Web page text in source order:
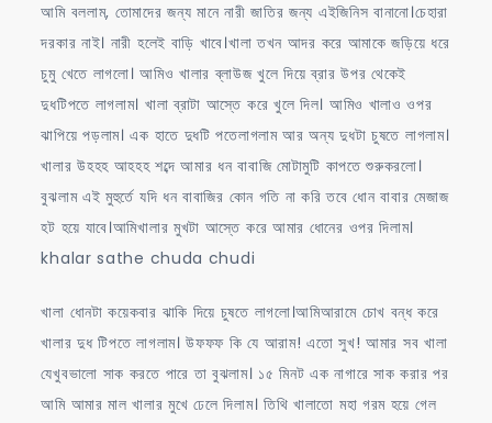
আমি বললাম, তোমাদের জন্য মানে নারী জাতির জন্য এইজিনিস বানানো।চেহারা
দরকার নাই। নারী হলেই বাড়ি খাবে।খালা তখন আদর করে আমাকে জড়িয়ে ধরে
চুমু খেতে লাগলো। আমিও খালার ব্লাউজ খুলে দিয়ে ব্রার উপর থেকেই
দুধটিপতে লাগলাম। খালা ব্রাটা আস্তে করে খুলে দিল। আমিও খালাও ওপর
ঝাপিয়ে পড়লাম। এক হাতে দুধটি পতেলাগলাম আর অন্য দুধটা চুষতে লাগলাম।
খালার উহহহ আহহহ শব্দে আমার ধন বাবাজি মোটামুটি কাপতে শুরুকরলো।
বুঝলাম এই মুহুর্তে যদি ধন বাবাজির কোন গতি না করি তবে ধোন বাবার মেজাজ
হট হয়ে যাবে।আমিখালার মুখটা আস্তে করে আমার ধোনের ওপর দিলাম।
khalar sathe chuda chudi
খালা ধোনটা কয়েকবার ঝাকি দিয়ে চুষতে লাগলো।আমিআরামে চোখ বন্ধ করে
খালার দুধ টিপতে লাগলাম। উফফফ কি যে আরাম! এতো সুখ! আমার সব খালা
যেখুবভালো সাক করতে পারে তা বুঝলাম। ১৫ মিনট এক নাগারে সাক করার পর
আমি আমার মাল খালার মুখে ঢেলে দিলাম। তিথি খালাতো মহা গরম হয়ে গেল